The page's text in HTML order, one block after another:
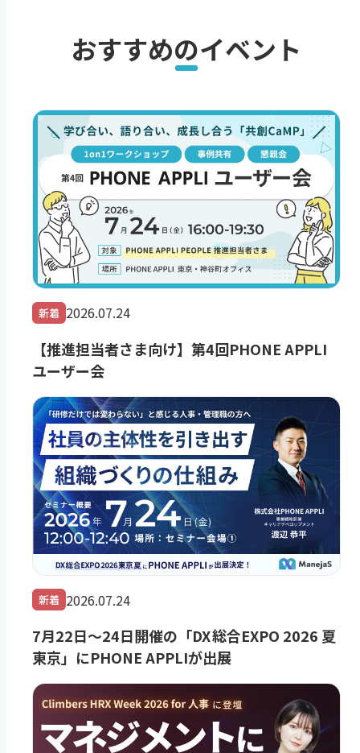
おすすめのイベント
新着 2026.07.24
【推進担当者さま向け】第4回PHONE APPLI
ユーザー会
新着 2026.07.24
7月22日～24日開催の「DX 総合EXPO 2026 夏
東京」にPHONE APPLIが出展